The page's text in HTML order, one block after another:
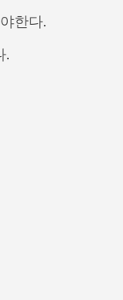
한다.
.